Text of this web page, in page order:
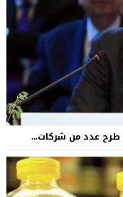
طرح عدد من شركات...